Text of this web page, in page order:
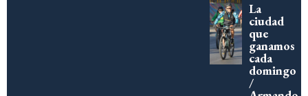
La
ciudad
que
ganamos
cada
domingo
/